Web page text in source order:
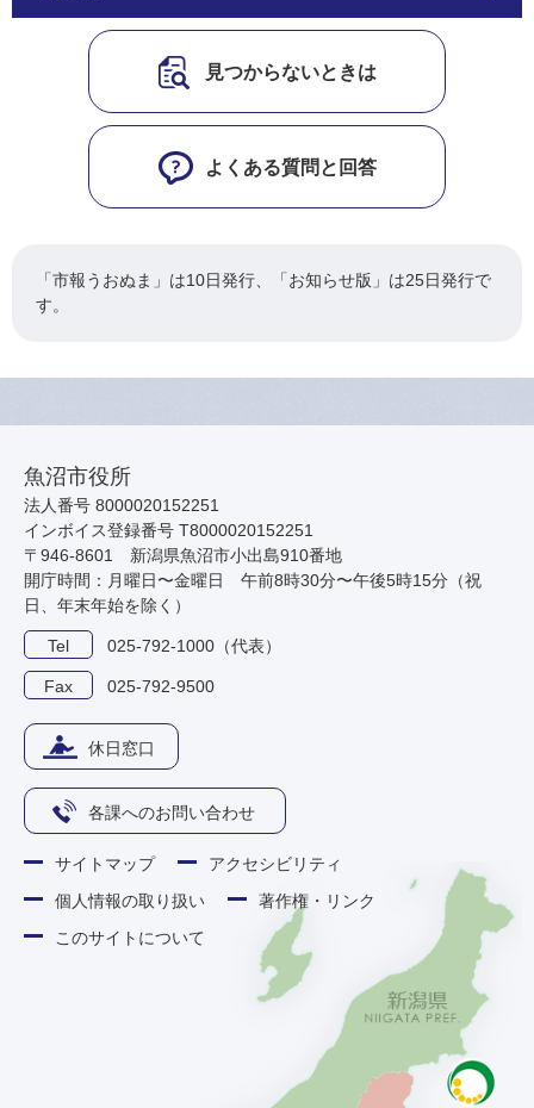
見つからないときは
よくある質問と回答
「市報うおぬま」は10日発行、「お知らせ版」は25日発行で
す。
魚沼市役所
法人番号 8000020152251
インボイス登録番号 T8000020152251
〒946-8601 新潟県魚沼市小出島910番地
開庁時間：月曜日〜金曜日 午前8時30分〜午後5時15分（祝
日、年末年始を除く）
Tel 025-792-1000（代表）
Fax 025-792-9500
休日窓口
各課へのお問い合わせ
サイトマップ
アクセシビリティ
個人情報の取り扱い
著作権・リンク
このサイトについて